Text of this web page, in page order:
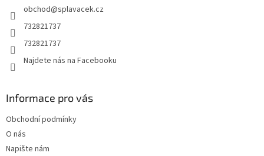
obchod@splavacek.cz
732821737
732821737
Najdete nás na Facebooku
Informace pro vás
Obchodní podmínky
O nás
Napište nám